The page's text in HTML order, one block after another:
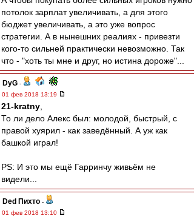
потолок зарплат увеличивать, а для этого
бюджет увеличивать, а это уже вопрос
стратегии. А в нынешних реалиях - привезти
кого-то сильней практически невозможно. Так
что - "хоть ты мне и друг, но истина дороже"...
DyG -
01 фев 2018 13:19
21-kratny
То ли дело Алекс был: молодой, быстрый, с
правой хуярил - как заведённый. А уж как
башкой играл!
PS: И это мы ещё Гарринчу живьём не
видели...
Ded Пихто -
01 фев 2018 13:10